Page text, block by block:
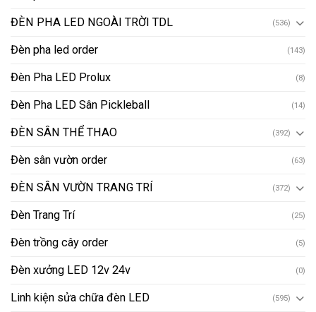
ĐÈN PHA LED NGOÀI TRỜI TDL (536)
Đèn pha led order (143)
Đèn Pha LED Prolux (8)
Đèn Pha LED Sân Pickleball (14)
ĐÈN SÂN THỂ THAO (392)
Đèn sân vườn order (63)
ĐÈN SÂN VƯỜN TRANG TRÍ (372)
Đèn Trang Trí (25)
Đèn trồng cây order (5)
Đèn xưởng LED 12v 24v (0)
Linh kiện sửa chữa đèn LED (595)